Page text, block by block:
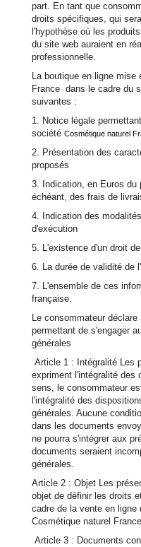
part. En tant que
droits spécifiques, qui
l'hypothèse où les
du site web auraient en
professionnelle.
La boutique en ligne mise
France dans le cadre du
suivantes :
1. Notice légale
société Cosmétique naturel
2. Présentation des
proposés
3. Indication, en Euros
échéant, des frais de
4. Indication des
d'exécution
5. L'existence d'un droit
6. La durée de validité de
7. L'ensemble de ces
française.
Le consommateur
permettant de s'engager
générales
Article 1 : Intégralité Les
expriment l'intégralité des
sens, le consommateur
l'intégralité des
générales. Aucune
dans les documents
ne pourra s'intégrer aux
documents seraient
générales.
Article 2 : Objet Les
objet de définir les droits
cadre de la vente en
Cosmétique naturel
Article 3 : Documents